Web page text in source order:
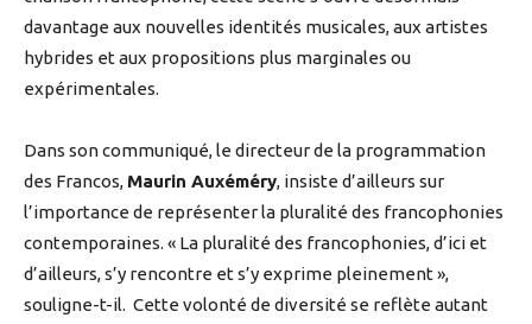
davantage aux nouvelles identités musicales, aux artistes
hybrides et aux propositions plus marginales ou
expérimentales.
Dans son communiqué, le directeur de la programmation
des Francos, Maurin Auxéméry, insiste d’ailleurs sur
l’importance de représenter la pluralité des francophonies
contemporaines. « La pluralité des francophonies, d’ici et
d’ailleurs, s’y rencontre et s’y exprime pleinement »,
souligne-t-il. Cette volonté de diversité se reflète autant